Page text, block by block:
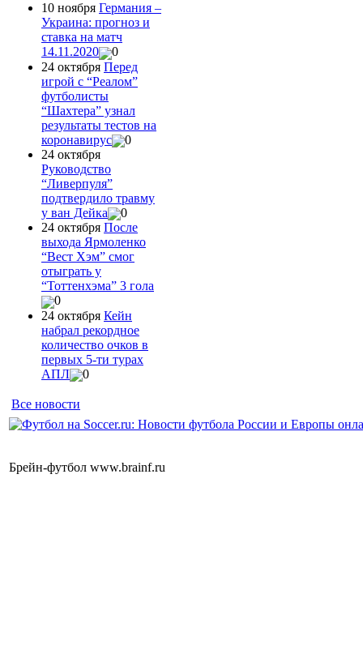
10 ноября Германия –
Украина: прогноз и
ставка на матч
14.11.2020
0
24 октября Перед
игрой с “Реалом”
футболисты
“Шахтера” узнал
результаты тестов на
коронавирус
0
24 октября
Руководство
“Ливерпуля”
подтвердило травму
у ван Дейка
0
24 октября После
выхода Ярмоленко
“Вест Хэм” смог
отыграть у
“Тоттенхэма” 3 гола
0
24 октября Кейн
набрал рекордное
количество очков в
первых 5-ти турах
АПЛ
0
Все новости
Брейн-футбол www.brainf.ru